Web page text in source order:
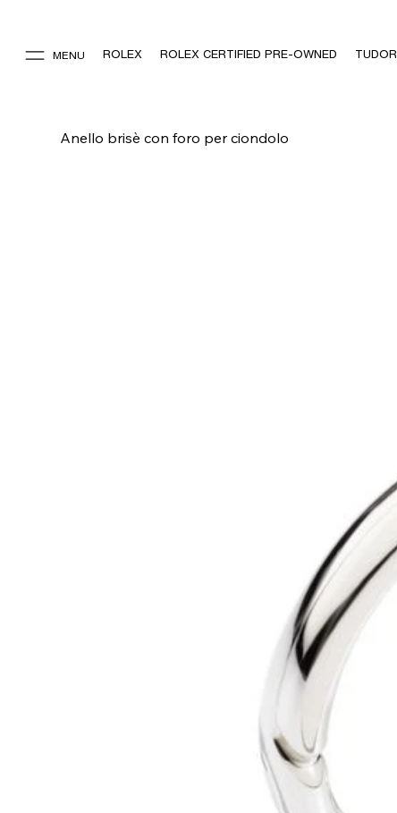
MENU ROLEX ROLEX CERTIFIED PRE-OWNED TUDOR
Anello brisè con foro per ciondolo